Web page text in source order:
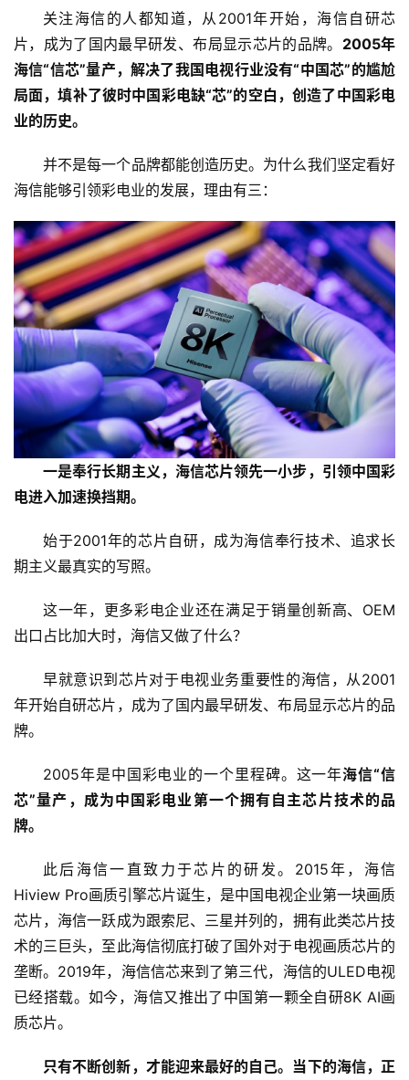
首
页
新
商
业
关注海信的人都知道，从2001年开始，海信自研芯
片，成为了国内最早研发、布局显示芯片的品牌。 2005年
海信“信芯”量产，解决了我国电视行业没有“中国芯”的尴尬
局面，填补了彼时中国彩电缺“芯”的空白，创造了中国彩电
业的历史。
并不是每一个品牌都能创造历史。为什么我们坚定看好
海信能够引领彩电业的发展，理由有三：
一是奉行长期主义，海信芯片领先一小步，引领中国彩
电进入加速换挡期。
始于2001年的芯片自研，成为海信奉行技术、追求长
期主义最真实的写照。
这一年，更多彩电企业还在满足于销量创新高、OEM
出口占比加大时，海信又做了什么？
早就意识到芯片对于电视业务重要性的海信，从2001
年开始自研芯片，成为了国内最早研发、布局显示芯片的品
牌。
2005年是中国彩电业的一个里程碑。这一年海信“信
芯”量产，成为中国彩电业第一个拥有自主芯片技术的品
牌。
此后海信一直致力于芯片的研发。2015年，海信
Hiview Pro画质引擎芯片诞生，是中国电视企业第一块画质
芯片，海信一跃成为跟索尼、三星并列的，拥有此类芯片技
术的三巨头，至此海信彻底打破了国外对于电视画质芯片的
垄断。2019年，海信信芯来到了第三代，海信的ULED电视
已经搭载。如今，海信又推出了中国第一颗全自研8K AI画
质芯片。
只有不断创新，才能迎来最好的自己。当下的海信，正